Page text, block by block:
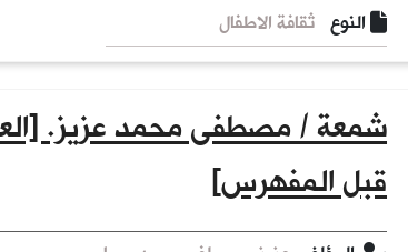
النوع ثقافة الاطفال
شمعة / مصطفى محمد عزيز.
قبل المفهرس]